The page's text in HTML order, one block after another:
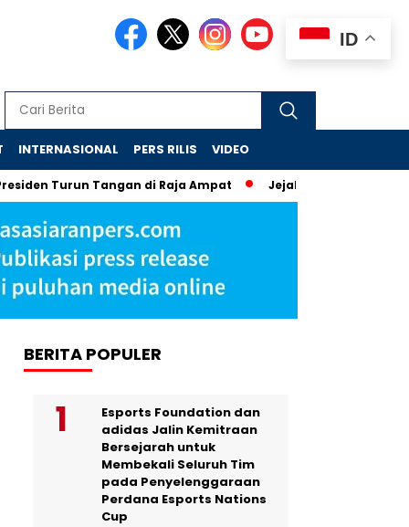
INTERNASIONAL PERS RILIS VIDEO
Tangan di Raja Ampat Jejak Skandal Chromebook:
BERITA POPULER
Esports Foundation dan
adidas Jalin Kemitraan
Bersejarah untuk
Membekali Seluruh Tim
pada Penyelenggaraan
Perdana Esports Nations
Cup
ID